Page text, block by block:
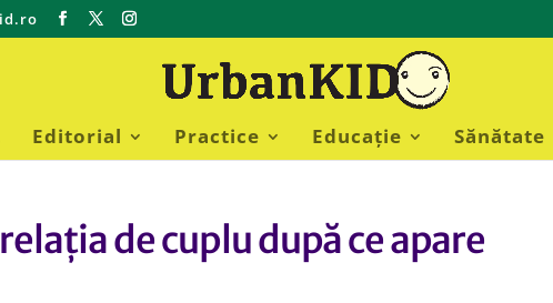
Editorial Practice Educație Sănătate
de cuplu după ce apare